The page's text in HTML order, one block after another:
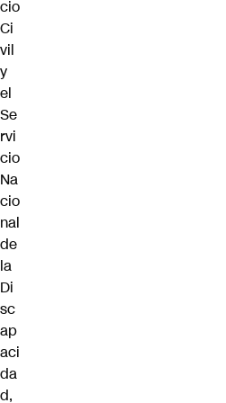
cio
Ci
vil
y
el
Se
rvi
cio
Na
cio
nal
de
la
Di
sc
ap
aci
da
d,